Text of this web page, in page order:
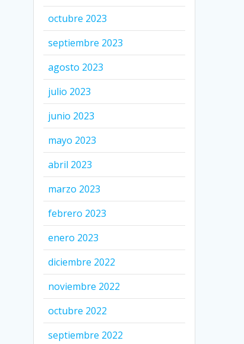
octubre 2023
septiembre 2023
agosto 2023
julio 2023
junio 2023
mayo 2023
abril 2023
marzo 2023
febrero 2023
enero 2023
diciembre 2022
noviembre 2022
octubre 2022
septiembre 2022